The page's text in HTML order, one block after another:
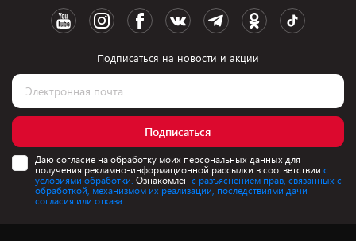
Подписаться на новости и акции
Подписаться
Даю согласие на обработку моих персональных данных для
получения рекламно-информационной рассылки в соответствии с
условиями обработки. Ознакомлен с разъяснением прав, связанных с
обработкой, механизмом их реализации, последствиями дачи
согласия или отказа.